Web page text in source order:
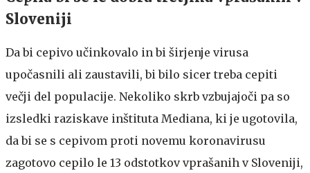
Sloveniji
Da bi cepivo učinkovalo in bi širjenje virusa
upočasnili ali zaustavili, bi bilo sicer treba cepiti
večji del populacije. Nekoliko skrb vzbujajoči pa so
izsledki raziskave inštituta Mediana, ki je ugotovila,
da bi se s cepivom proti novemu koronavirusu
zagotovo cepilo le 13 odstotkov vprašanih v Sloveniji,